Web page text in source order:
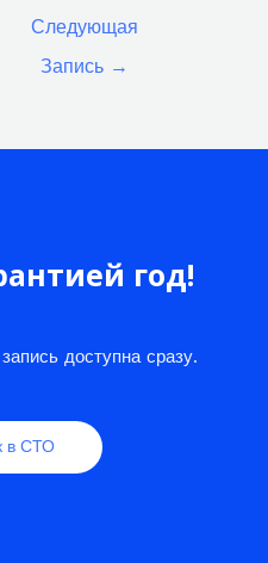
Следующая
Запись →
год!
доступна сразу.
в СТО